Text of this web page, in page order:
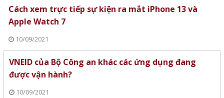
Cách xem trực tiếp sự kiện ra mắt iPhone 13 và
Apple Watch 7
10/09/2021
VNEID của Bộ Công an khác các ứng dụng đang
được vận hành?
10/09/2021